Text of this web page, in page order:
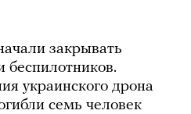
закрывать
беспилотников.
украинского дрона
семь человек